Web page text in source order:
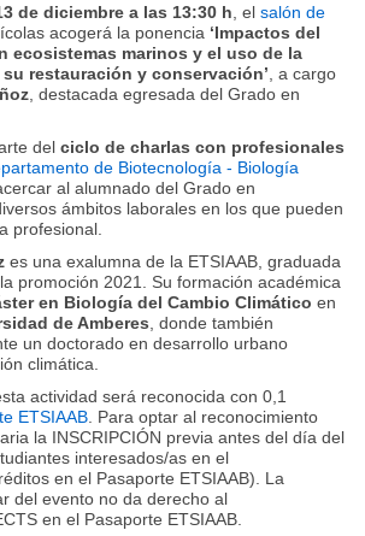
de diciembre a las 13:30 h , el salón de
acogerá la ponencia ‘Impactos del
ecosistemas marinos y el uso de la
restauración y conservación’ , a cargo
, destacada egresada del Grado en
del ciclo de charlas con profesionales
de Biotecnología - Biología
al alumnado del Grado en
ámbitos laborales en los que pueden
profesional.
es una exalumna de la ETSIAAB, graduada
promoción 2021. Su formación académica
en Biología del Cambio Climático en
de Amberes , donde también
un doctorado en desarrollo urbano
climática.
actividad será reconocida con 0,1
ETSIAAB . Para optar al reconocimiento
la INSCRIPCIÓN previa antes del día del
interesados/as en el
en el Pasaporte ETSIAAB). La
del evento no da derecho al
en el Pasaporte ETSIAAB.